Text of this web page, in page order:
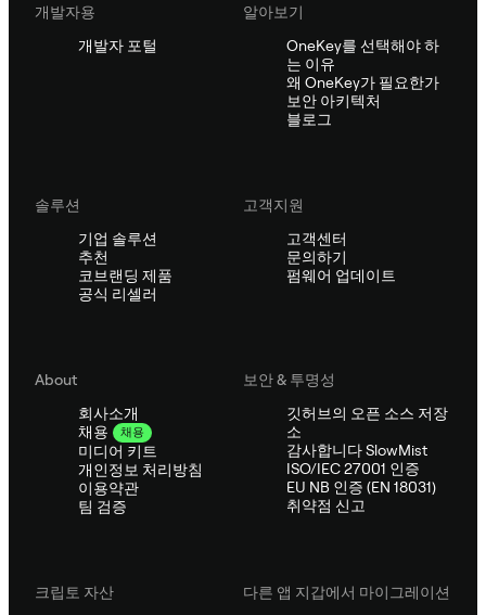
개발자용
개발자 포털
알아보기
OneKey를 선택해야 하
는 이유
왜 OneKey가 필요한가
보안 아키텍처
블로그
솔루션
기업 솔루션
추천
코브랜딩 제품
공식 리셀러
고객지원
고객센터
문의하기
펌웨어 업데이트
About
회사소개
채용
채용
미디어 키트
개인정보 처리방침
이용약관
팀 검증
보안 & 투명성
깃허브의 오픈 소스 저장
소
감사합니다 SlowMist
ISO/IEC 27001 인증
EU NB 인증 (EN 18031)
취약점 신고
크립토 자산
다른 앱 지갑에서 마이그레이션